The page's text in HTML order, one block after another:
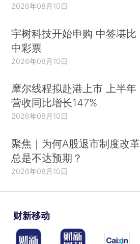
2026年08月10日
宇树科技开始申购 中签堪比
中彩票
2026年08月10日
摩尔线程拟赴港上市 上半年
营收同比增长147%
2026年08月10日
聚焦｜为何A股退市制度改革
总是不达预期？
2026年08月10日
财新移动